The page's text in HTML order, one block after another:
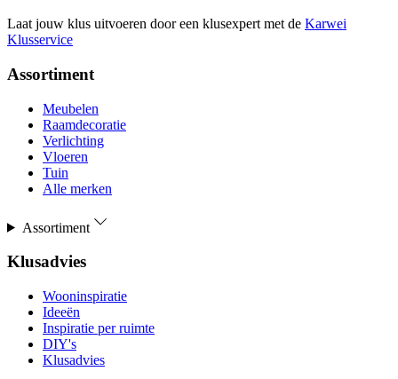
Laat jouw klus uitvoeren door een klusexpert met de Karwei
Klusservice
Assortiment
Meubelen
Raamdecoratie
Verlichting
Vloeren
Tuin
Alle merken
Assortiment
Klusadvies
Wooninspiratie
Ideeën
Inspiratie per ruimte
DIY's
Klusadvies